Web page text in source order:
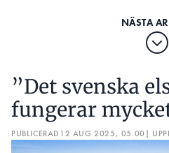
”Det svenska
fungerar
PUBLICERAD 12 AUG 2025, 05:00 |